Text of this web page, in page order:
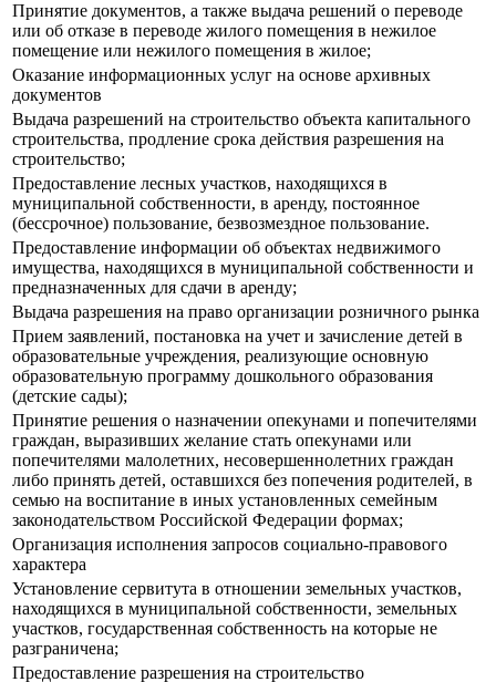
Принятие документов, а также выдача решений о переводе
или об отказе в переводе жилого помещения в нежилое
помещение или нежилого помещения в жилое;
Оказание информационных услуг на основе архивных
документов
Выдача разрешений на строительство объекта капитального
строительства, продление срока действия разрешения на
строительство;
Предоставление лесных участков, находящихся в
муниципальной собственности, в аренду, постоянное
(бессрочное) пользование, безвозмездное пользование.
Предоставление информации об объектах недвижимого
имущества, находящихся в муниципальной собственности и
предназначенных для сдачи в аренду;
Выдача разрешения на право организации розничного рынка
Прием заявлений, постановка на учет и зачисление детей в
образовательные учреждения, реализующие основную
образовательную программу дошкольного образования
(детские сады);
Принятие решения о назначении опекунами и попечителями
граждан, выразивших желание стать опекунами или
попечителями малолетних, несовершеннолетних граждан
либо принять детей, оставшихся без попечения родителей, в
семью на воспитание в иных установленных семейным
законодательством Российской Федерации формах;
Организация исполнения запросов социально-правового
характера
Установление сервитута в отношении земельных участков,
находящихся в муниципальной собственности, земельных
участков, государственная собственность на которые не
разграничена;
Предоставление разрешения на строительство